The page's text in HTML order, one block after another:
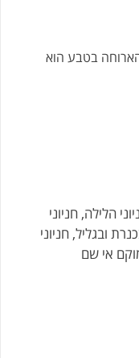
הארוחה בטבע הוא
הלילה, חניוני
ובגליל, חניוני
אי שם